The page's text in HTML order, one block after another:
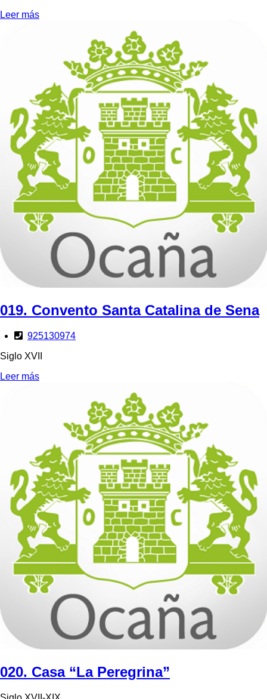
Leer más
019. Convento Santa Catalina de Sena
925130974
Siglo XVII
Leer más
020. Casa “La Peregrina”